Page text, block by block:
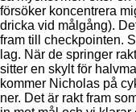
försöker koncentrera
dricka vid målgång).
fram till checkpointen.
lag. När de springer
sitter en skylt för
kommer Nicholas på
ner. Det är rakt fram